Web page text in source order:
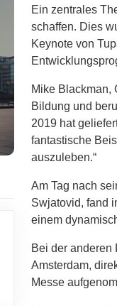
Ein zentrales
schaffen. Dies
Keynote von
Mike Blackman,
Bildung und
2019 hat
fantastische
auszuleben.“
Am Tag nach
Swjatovid, fand
einem
Bei der anderen
Amsterdam,
Messe